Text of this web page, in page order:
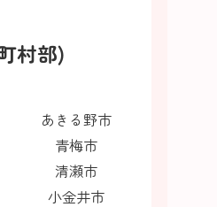
村部)
あきる野市
青梅市
清瀬市
小金井市